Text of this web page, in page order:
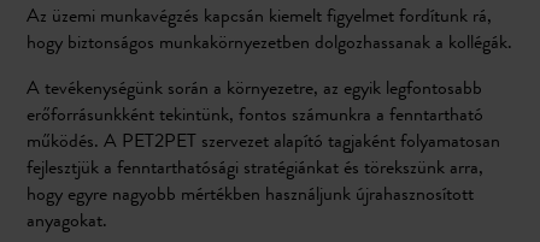
Az üzemi munkavégzés kapcsán kiemelt figyelmet fordítunk rá,
hogy biztonságos munkakörnyezetben dolgozhassanak a kollégák.
A tevékenységünk során a környezetre, az egyik legfontosabb
erőforrásunkként tekintünk, fontos számunkra a fenntartható
működés. A PET2PET szervezet alapító tagjaként folyamatosan
fejlesztjük a fenntarthatósági stratégiánkat és törekszünk arra,
hogy egyre nagyobb mértékben használjunk újrahasznosított
anyagokat.